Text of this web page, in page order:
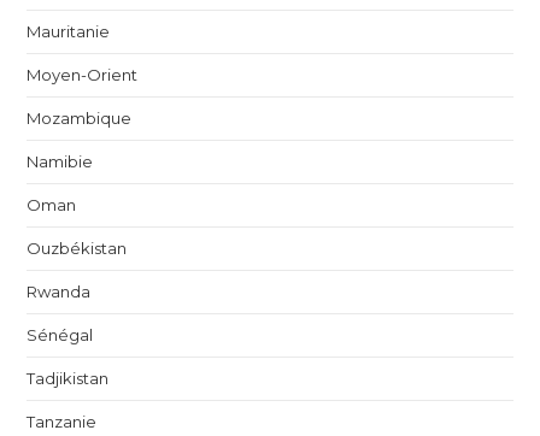
Mauritanie
Moyen-Orient
Mozambique
Namibie
Oman
Ouzbékistan
Rwanda
Sénégal
Tadjikistan
Tanzanie